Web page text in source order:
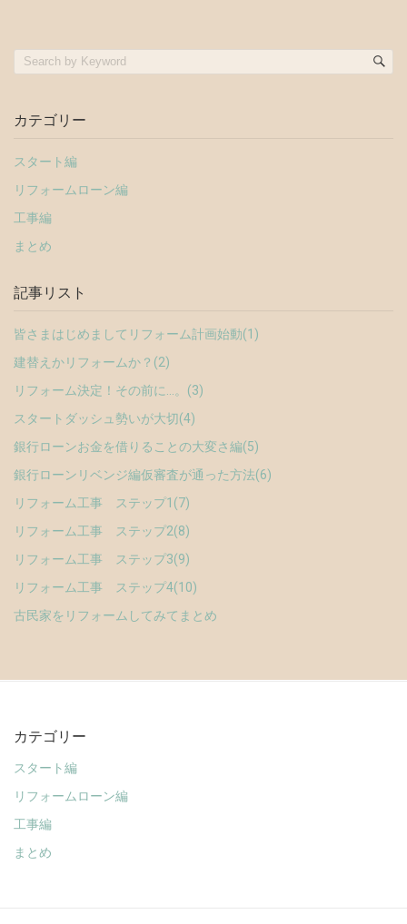
カテゴリー
スタート編
リフォームローン編
工事編
まとめ
記事リスト
皆さまはじめましてリフォーム計画始動(1)
建替えかリフォームか？(2)
リフォーム決定！その前に…。(3)
スタートダッシュ勢いが大切(4)
銀行ローンお金を借りることの大変さ編(5)
銀行ローンリベンジ編仮審査が通った方法(6)
リフォーム工事 ステップ1(7)
リフォーム工事 ステップ2(8)
リフォーム工事 ステップ3(9)
リフォーム工事 ステップ4(10)
古民家をリフォームしてみてまとめ
カテゴリー
スタート編
リフォームローン編
工事編
まとめ